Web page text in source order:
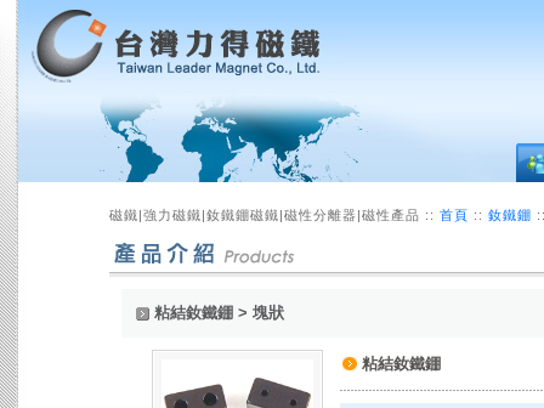
磁鐵|強力磁鐵|釹鐵錋磁鐵|磁性分離器|磁性產品 :: 首頁 :: 釹鐵錋
粘結釹鐵錋 > 塊狀
粘結釹鐵錋